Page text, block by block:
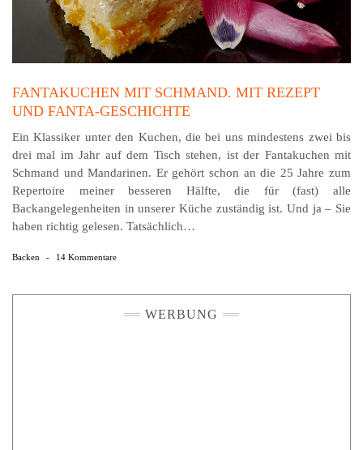
FANTAKUCHEN MIT SCHMAND. MIT REZEPT
UND FANTA-GESCHICHTE
Ein Klassiker unter den Kuchen, die bei uns mindestens zwei bis
drei mal im Jahr auf dem Tisch stehen, ist der Fantakuchen mit
Schmand und Mandarinen. Er gehört schon an die 25 Jahre zum
Repertoire meiner besseren Hälfte, die für (fast) alle
Backangelegenheiten in unserer Küche zuständig ist. Und ja – Sie
haben richtig gelesen. Tatsächlich…
Backen - 14 Kommentare
WERBUNG